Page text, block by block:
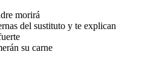
morirá
del sustituto y te explican
su carne